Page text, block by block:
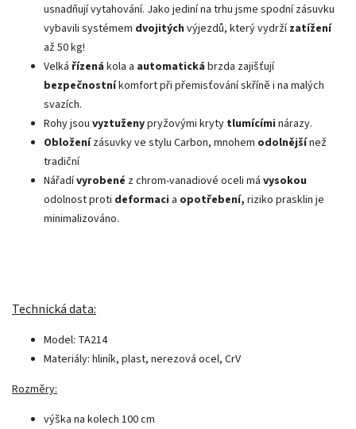
usnadňují vytahování. Jako jediní na trhu jsme spodní zásuvku
vybavili systémem dvojitých výjezdů, který vydržízatížení
až 50 kg!
Velká řízená kola a automatická brzda zajišťují
bezpečnostníkomfort při přemisťování skříně i na malých
svazích.
Rohy jsou vyztuženypryžovými kryty tlumícími nárazy.
Obloženízásuvky ve stylu Carbon, mnohem odolnějšínež
tradiční
Nářadívyrobené z chrom-vanadiové oceli má vysokou
odolnost proti deformaci a opotřebení, riziko prasklin je
minimalizováno.
Technická data:
Model: TA214
Materiály: hliník, plast, nerezová ocel, CrV
Rozměry:
výška na kolech 100 cm